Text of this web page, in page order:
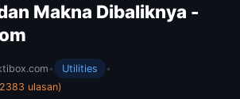
Makna Dibaliknya -
• Utilities
•
ulasan)